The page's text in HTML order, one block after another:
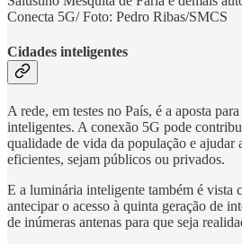
Conecta 5G/ Foto: Pedro Ribas/SMCS
Cidades inteligentes
A rede, em testes no País, é a aposta
inteligentes. A conexão 5G pode
qualidade de vida da população e ajudar
eficientes, sejam públicos ou privados.
E a luminária inteligente também é vista
antecipar o acesso à quinta geração de
de inúmeras antenas para que seja